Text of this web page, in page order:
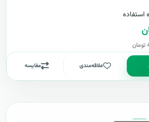
استفاده
علاقه‌مندی مقایسه